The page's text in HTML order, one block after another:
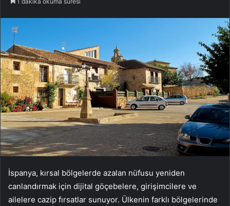
İspanya, kırsal bölgelerde azalan nüfusu yeniden
canlandırmak için dijital göçebelere, girişimcilere ve
ailelere cazip fırsatlar sunuyor. Ülkenin farklı bölgelerinde